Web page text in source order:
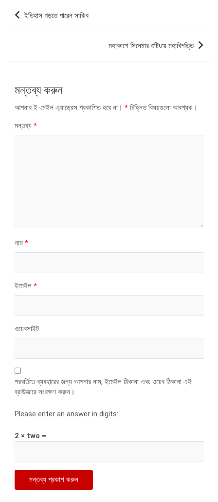
পোস্ট
ন্যাভিগেশন
ইতিহাস গড়তে পারেন সাকিব
মহাকাশে সিনেমার শুটিংয়ে মহাবিপত্তি
মন্তব্য করুন
আপনার ই-মেইল এ্যাড্রেস প্রকাশিত হবে না। * চিহ্নিত বিষয়গুলো আবশ্যক।
মন্তব্য *
নাম *
ইমেইল *
ওয়েবসাইট
পরবর্তিতে ব্যবহারের জন্য আপনার নাম, ইমেইল ঠিকানা এবং ওয়েব ঠিকানা এই
ব্রাউজারে সংরক্ষণ করুন।
Please enter an answer in digits:
2 × two =